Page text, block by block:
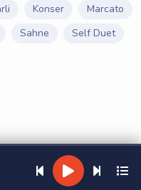
Konser
Marcato
Sahne
Self Duet